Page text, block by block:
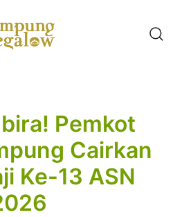
Pemkot
Cairkan
Ke-13 ASN